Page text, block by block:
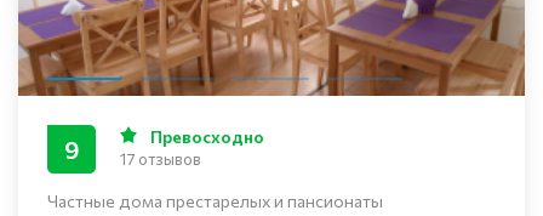
Частные дома престарелых и пансионаты
9 Превосходно
17 отзывов